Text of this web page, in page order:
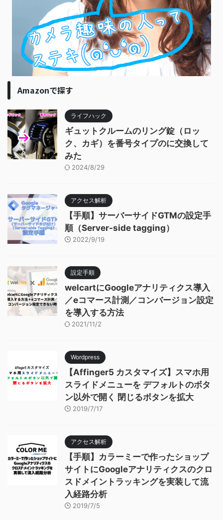
Amazonで探す
ライフハック
ギュットクルームのリング錠（ロッ
ク、カギ）を番号タイプのに交換して
みた
2024/8/29
アクセス解析
【手順】サーバーサイドGTMの設定手
順（Server-side tagging）
2022/9/19
設定手順
welcartにGoogleアナリティクス導入
／eコマース計測／コンバージョン設定
を導入する方法
2021/11/2
Wordpress
【Affinger5 カスタマイズ】スマホ用
スライドメニューを デフォルトのボタ
ン以外で開く 閉じるボタンを拡大
2019/7/17
アクセス解析
【手順】カラーミーで作ったショップ
サイトにGoogleアナリティクスのクロ
スドメイントラッキングを実装して流
入経路分析
2019/7/5